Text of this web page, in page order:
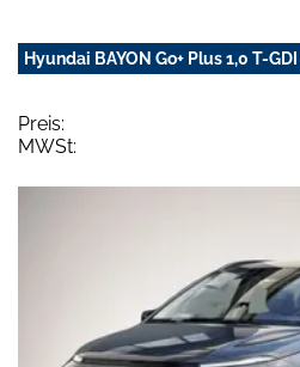
Hyundai BAYON Go+ Plus 1,0 T-
Preis:
MWSt: